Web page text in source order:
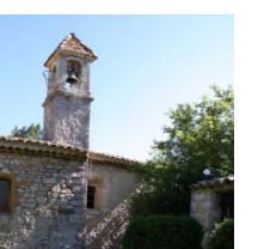
la chapelle Notre-Dame
sous sa forme